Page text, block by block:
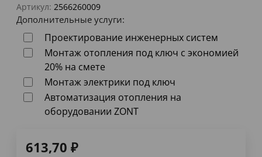
Артикул: 2566260009
Дополнительные услуги:
Проектирование инженерных систем
Монтаж отопления под ключ с экономией
20% на смете
Монтаж электрики под ключ
Автоматизация отопления на
оборудовании ZONT
613,70 ₽